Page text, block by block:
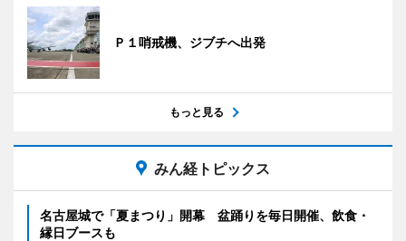
Ｐ１哨戒機、ジブチへ出発
もっと見る
みん経トピックス
名古屋城で「夏まつり」開幕 盆踊りを毎日開催、飲食・
縁日ブースも